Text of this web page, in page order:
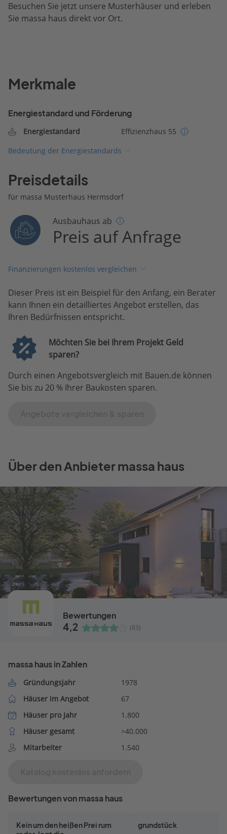
Besuchen Sie jetzt unsere Musterhäuser und erleben
Sie massa haus direkt vor Ort.
Merkmale
Energiestandard und Förderung
Energiestandard
Effizienzhaus 55
Bedeutung der Energiestandards
Preisdetails
für massa Musterhaus Hermsdorf
Ausbauhaus ab
Preis auf Anfrage
Finanzierungen kostenlos vergleichen
Dieser Preis ist ein Beispiel für den Anfang, ein Berater
kann Ihnen ein detailliertes Angebot erstellen, das
Ihren Bedürfnissen entspricht.
Möchten Sie bei Ihrem Projekt Geld
sparen?
Durch einen Angebotsvergleich mit Bauen.de können
Sie bis zu 20 % Ihrer Baukosten sparen.
Über den Anbieter massa haus
Bewertungen
4,2 (83)
massa haus in Zahlen
Gründungsjahr
1978
Häuser im Angebot
67
Häuser pro Jahr
1.800
Häuser gesamt
>40.000
Mitarbeiter
1.540
Bewertungen von massa haus
Kein um den heißen Prei rum
grundstück